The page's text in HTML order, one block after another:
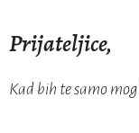
Prijateljice,
Kad bih te samo